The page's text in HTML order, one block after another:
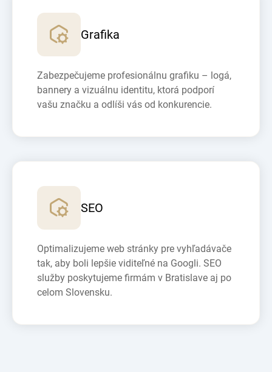
Grafika
Zabezpečujeme profesionálnu grafiku – logá,
bannery a vizuálnu identitu, ktorá podporí
vašu značku a odlíši vás od konkurencie.
SEO
Optimalizujeme web stránky pre vyhľadávače
tak, aby boli lepšie viditeľné na Googli. SEO
služby poskytujeme firmám v Bratislave aj po
celom Slovensku.